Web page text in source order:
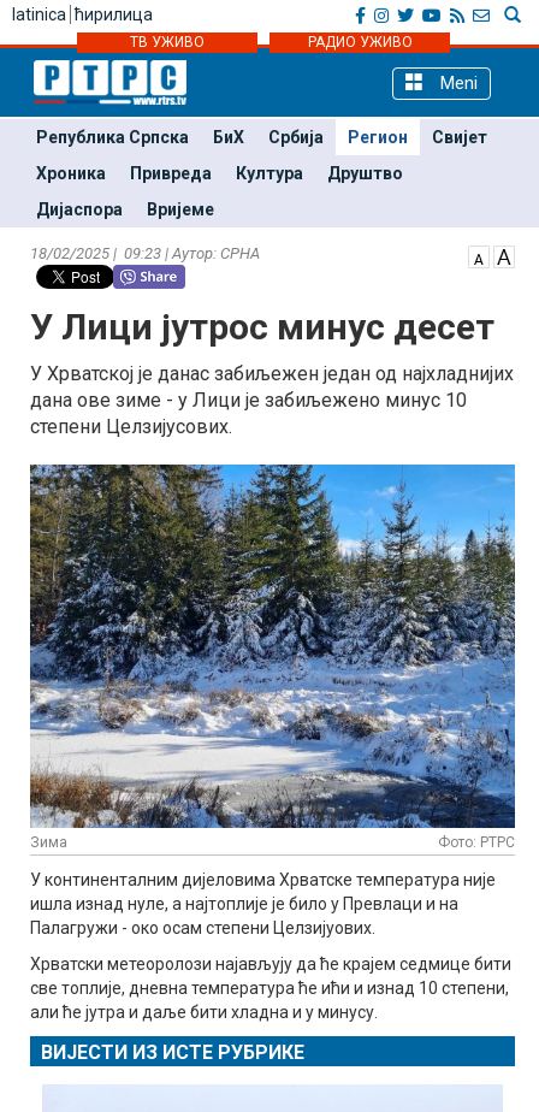
latinica ћирилица
ТВ УЖИВО РАДИО УЖИВО
Meni
Република Српска БиХ Србија Регион
Свијет
Хроника
Привреда Култура
Друштво
Дијаспора
Вријеме
18/02/2025 | 09:23 | Аутор: СРНА
У Лици јутрос минус десет
У Хрватској је данас забиљежен један од најхладнијих
дана ове зиме - у Лици је забиљежено минус 10
степени Целзијусових.
Зима Фото: РТРС
У континенталним дијеловима Хрватске температура није
ишла изнад нуле, а најтоплије је било у Превлаци и на
Палагружи - око осам степени Целзијуових.
Хрватски метеоролози најављују да ће крајем седмице бити
све топлије, дневна температура ће ићи и изнад 10 степени,
али ће јутра и даље бити хладна и у минусу.
ВИЈЕСТИ ИЗ ИСТЕ РУБРИКЕ